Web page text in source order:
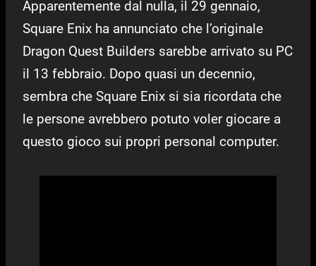
Apparentemente dal nulla, il 29 gennaio,
Square Enix ha annunciato che l’originale
Dragon Quest Builders sarebbe arrivato su PC
il 13 febbraio. Dopo quasi un decennio,
sembra che Square Enix si sia ricordata che
le persone avrebbero potuto voler giocare a
questo gioco sui propri personal computer.